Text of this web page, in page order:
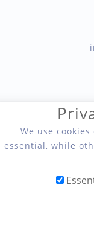
We use
essential, while